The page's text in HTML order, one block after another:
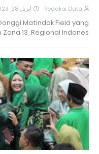
Redaksi Duta أبريل 28, 2023
Matindok Field yang
13, Regional Indones…